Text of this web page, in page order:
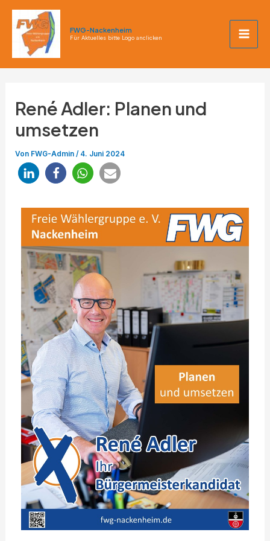
Zum
Inhalt
springen
FWG-Nackenheim
Für Aktuelles bitte Logo anclicken
René Adler: Planen und
umsetzen
Von FWG-Admin/ 4. Juni 2024
Post
navigation